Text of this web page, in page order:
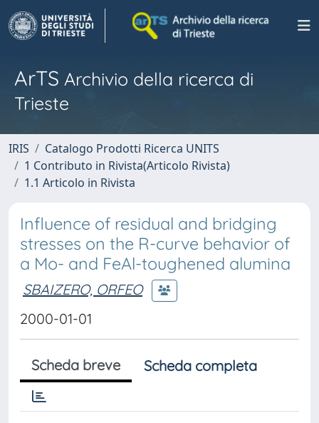
ArTS Archivio della ricerca di
Trieste
IRIS
Catalogo Prodotti Ricerca UNITS
1 Contributo in Rivista(Articolo Rivista)
1.1 Articolo in Rivista
Influence of residual and bridging
stresses on the R-curve behavior of
a Mo- and FeAl-toughened alumina
SBAIZERO, ORFEO
2000-01-01
Scheda breve Scheda completa